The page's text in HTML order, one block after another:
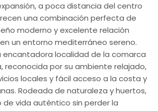
a poca distancia del centro
una combinación perfecta de
moderno y excelente relación
un entorno mediterráneo sereno.
encantadora localidad de la comarca
reconocida por su ambiente relajado,
locales y fácil acceso a la costa y
Rodeada de naturaleza y huertos,
de vida auténtico sin perder la